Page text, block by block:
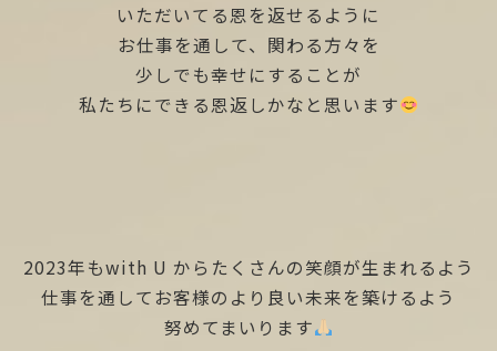
いただいてる恩を返せるように
お仕事を通して、関わる方々を
少しでも幸せにすることが
私たちにできる恩返しかなと思います
2023年もwith U からたくさんの笑顔が生まれるよう
仕事を通してお客様のより良い未来を築けるよう
努めてまいります